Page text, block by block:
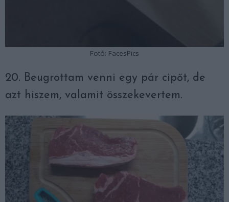
Fotó: FacesPics
20. Beugrottam venni egy pár cipőt, de
azt hiszem, valamit összekevertem.